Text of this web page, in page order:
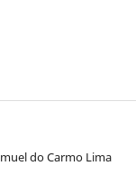
do Carmo Lima